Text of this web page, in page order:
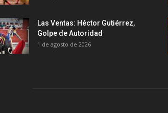
Las Ventas: Héctor Gutiérrez,
Golpe de Autoridad
1 de agosto de 2026